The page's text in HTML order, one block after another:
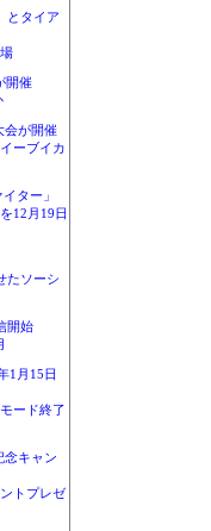
とタイア
開催
会が開催
ーブイカ
ター」
12月19日
たソーシ
開始
1月15日
ード終了
念キャン
トプレゼ